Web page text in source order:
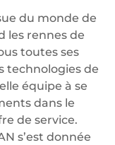
du monde de
les rennes de
toutes ses
technologies de
équipe à se
dans le
de service.
s’est donnée